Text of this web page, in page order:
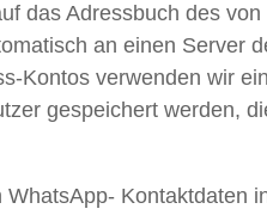
das Adressbuch des
an einen Server
Kontos verwenden wir
gespeichert werden,
Kontaktdaten